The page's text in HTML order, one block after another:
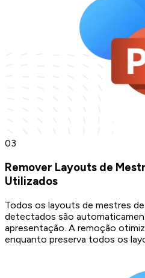
03
Remover Layouts de
Utilizados
Todos os layouts de mestres
detectados são
apresentação. A remoção
enquanto preserva todos os